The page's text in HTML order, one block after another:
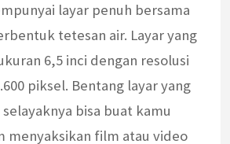
layar penuh bersama
tetesan air. Layar yang
6,5 inci dengan resolusi
piksel. Bentang layar yang
bisa buat kamu
menyaksikan film atau video